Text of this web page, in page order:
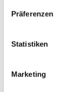
Präferenzen
Statistiken
Marketing